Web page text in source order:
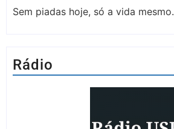
Sem piadas hoje, só a vida mesmo.
Rádio